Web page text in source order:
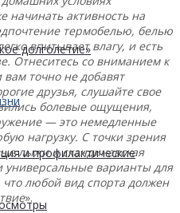
долголетие»
и профилактические
начинать активность на
термобелью, белью
впитывает влагу, и есть
Отнеситесь со вниманием к
вам точно не добавят
друзья, слушайте свое
болевые ощущения,
— это немедленные
нагрузку. С точки зрения
лыжи и скандинавская
варианты для
любой вид спорта должен
».